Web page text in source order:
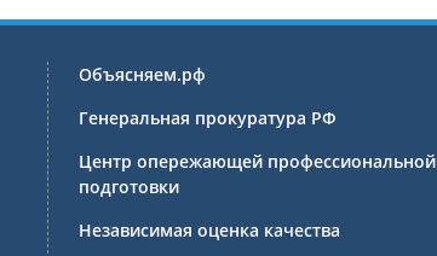
Объясняем.рф
Генеральная прокуратура РФ
Центр опережающей профессиональной
подготовки
Независимая оценка качества